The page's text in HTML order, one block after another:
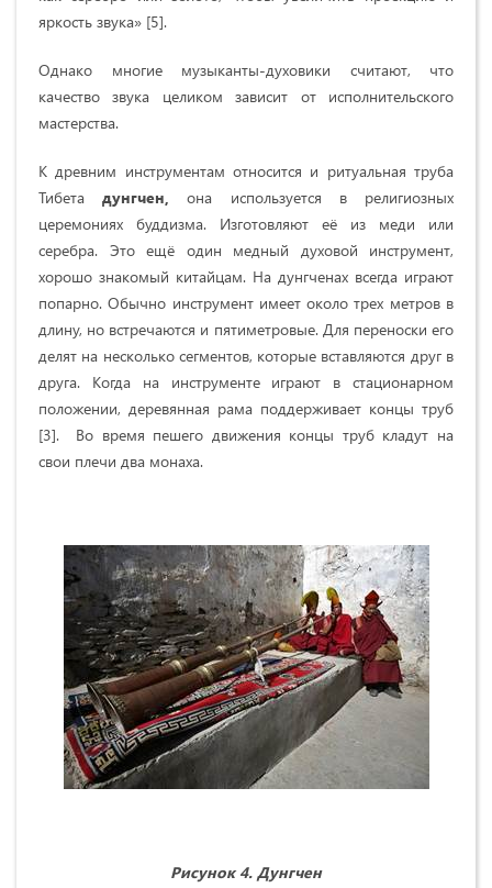
яркость звука» [5].
Однако многие музыканты-духовики считают, что
качество звука целиком зависит от исполнительского
мастерства.
К древним инструментам относится и ритуальная труба
Тибетадунгчен,
она используется в религиозных
церемониях буддизма. Изготовляют её из меди или
серебра. Это ещё один медный духовой инструмент,
хорошо знакомый китайцам. На дунгченах всегда играют
попарно. Обычно инструмент имеет около трех метров в
длину, но встречаются и пятиметровые. Для переноски его
делят на несколько сегментов, которые вставляются друг в
друга. Когда на инструменте играют в стационарном
положении, деревянная рама поддерживает концы труб
[3]. Во время пешего движения концы труб кладут на
свои плечи два монаха.
Рисунок 4. Дунгчен